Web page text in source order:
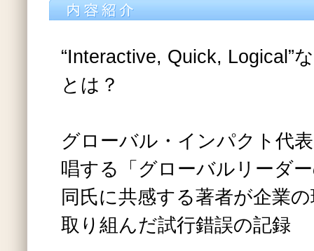
“Interactive, Quick, Logical”
とは？
グローバル・インパクト代
唱する「グローバルリーダ
同氏に共感する著者が企業
取り組んだ試行錯誤の記録